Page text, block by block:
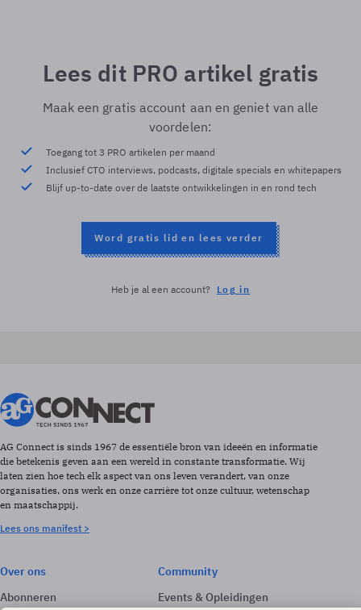
Lees dit PRO artikel gratis
Maak een gratis account aan en geniet van alle
voordelen:
Toegang tot 3 PRO artikelen per maand
Inclusief CTO interviews, podcasts, digitale specials en whitepapers
Blijf up-to-date over de laatste ontwikkelingen in en rond tech
Word gratis lid en lees verder
Heb je al een account? Log in
AG Connect is sinds 1967 de essentiële bron van ideeën en informatie
die betekenis geven aan een wereld in constante transformatie. Wij
laten zien hoe tech elk aspect van ons leven verandert, van onze
organisaties, ons werk en onze carrière tot onze cultuur, wetenschap
en maatschappij.
Lees ons manifest >
Over ons
Abonneren
Community
Events & Opleidingen